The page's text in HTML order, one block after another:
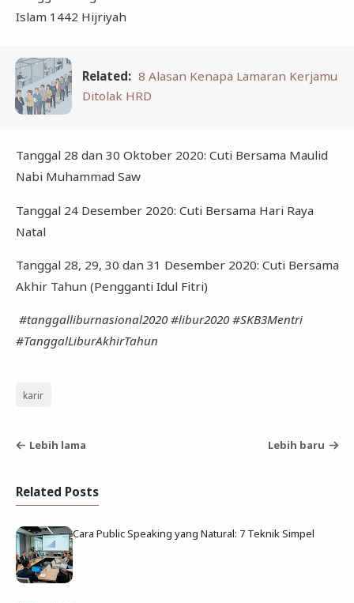
Islam 1442 Hijriyah
Related: 8 Alasan Kenapa Lamaran Kerjamu
Ditolak HRD
Tanggal 28 dan 30 Oktober 2020: Cuti Bersama Maulid
Nabi Muhammad Saw
Tanggal 24 Desember 2020: Cuti Bersama Hari Raya
Natal
Tanggal 28, 29, 30 dan 31 Desember 2020: Cuti Bersama
Akhir Tahun (Pengganti Idul Fitri)
#tanggalliburnasional2020 #libur2020 #SKB3Mentri
#TanggalLiburAkhirTahun
karir
Lebih lama Lebih baru
Related Posts
Cara Public Speaking yang Natural: 7 Teknik Simpel